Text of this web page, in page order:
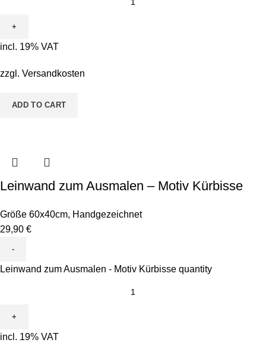
incl. 19% VAT
zzgl. Versandkosten
ADD TO CART
Leinwand zum Ausmalen – Motiv Kürbisse
Größe 60x40cm, Handgezeichnet
29,90 €
Leinwand zum Ausmalen - Motiv Kürbisse quantity
incl. 19% VAT